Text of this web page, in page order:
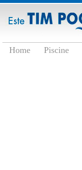
Home Piscine